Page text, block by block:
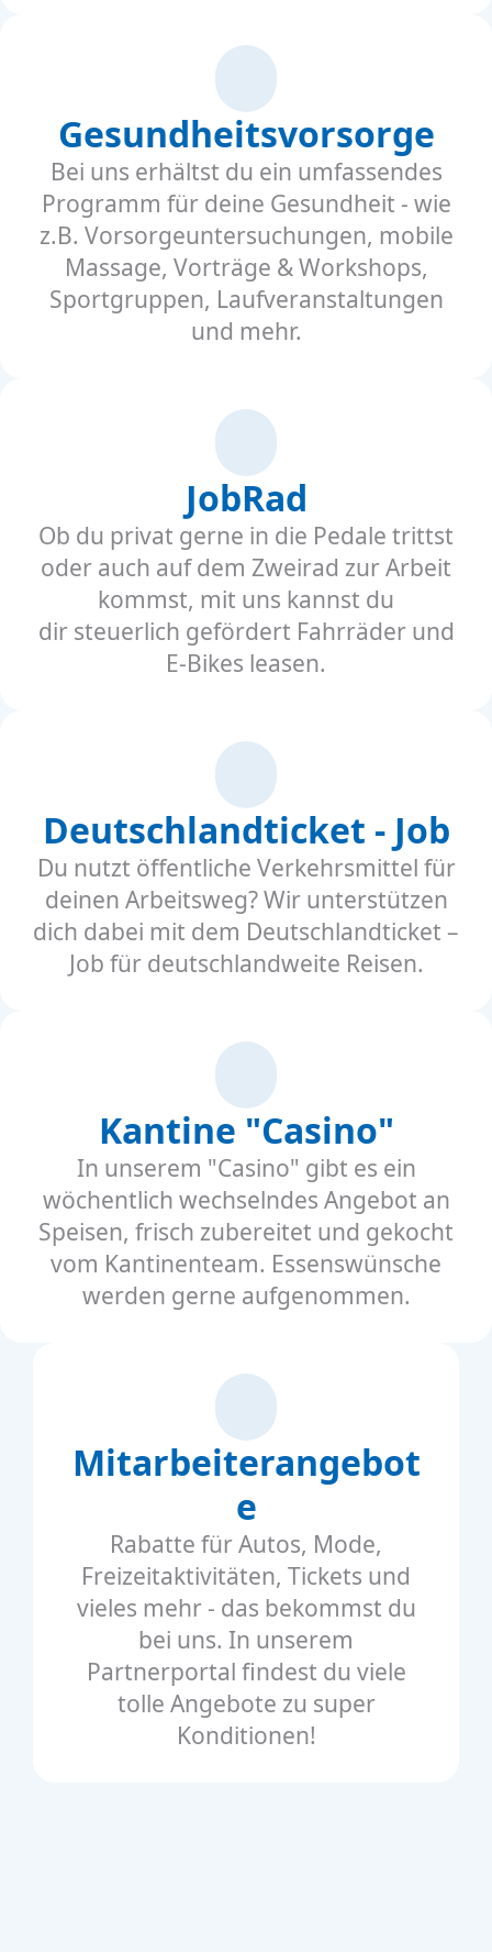
Gesundheitsvorsorge
Bei uns erhältst du ein umfassendes
Programm für deine Gesundheit - wie
z.B. Vorsorgeuntersuchungen, mobile
Massage, Vorträge & Workshops,
Sportgruppen, Laufveranstaltungen
und mehr.
JobRad
Ob du privat gerne in die Pedale trittst
oder auch auf dem Zweirad zur Arbeit
kommst, mit uns kannst du
dir steuerlich gefördert Fahrräder und
E-Bikes leasen.
Deutschlandticket - Job
Du nutzt öffentliche Verkehrsmittel für
deinen Arbeitsweg? Wir unterstützen
dich dabei mit dem Deutschlandticket –
Job für deutschlandweite Reisen.
Kantine "Casino"
In unserem "Casino" gibt es ein
wöchentlich wechselndes Angebot an
Speisen, frisch zubereitet und gekocht
vom Kantinenteam. Essenswünsche
werden gerne aufgenommen.
Mitarbeiterangebot
e
Rabatte für Autos, Mode,
Freizeitaktivitäten, Tickets und
vieles mehr - das bekommst du
bei uns. In unserem
Partnerportal findest du viele
tolle Angebote zu super
Konditionen!